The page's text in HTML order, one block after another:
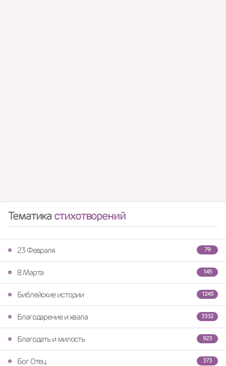
Тематикастихотворений
79
23 Февраля
145
8 Марта
1245
Библейские истории
3332
Благодарение и хвала
923
Благодать и милость
373
Бог Отец